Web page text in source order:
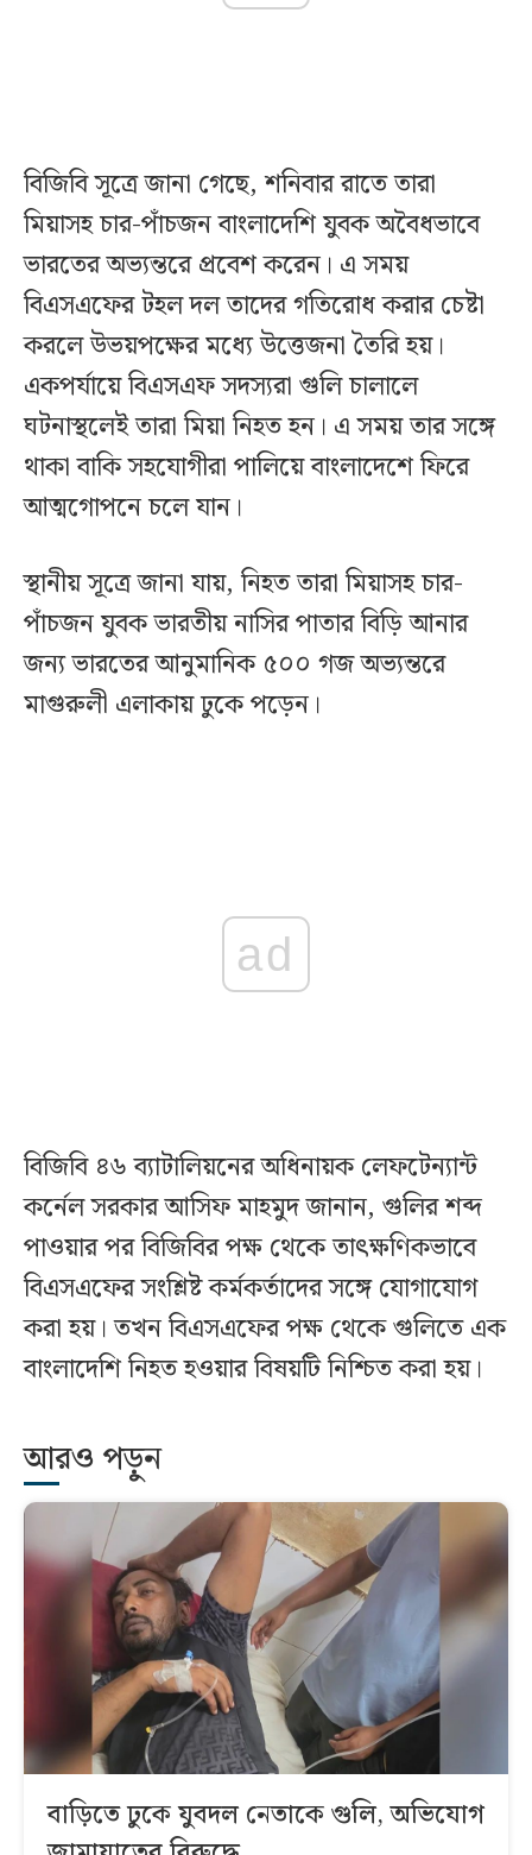
বিজিবি সূত্রে জানা গেছে, শনিবার রাতে তারা
মিয়াসহ চার-পাঁচজন বাংলাদেশি যুবক অবৈধভাবে
ভারতের অভ্যন্তরে প্রবেশ করেন। এ সময়
বিএসএফের টহল দল তাদের গতিরোধ করার চেষ্টা
করলে উভয়পক্ষের মধ্যে উত্তেজনা তৈরি হয়।
একপর্যায়ে বিএসএফ সদস্যরা গুলি চালালে
ঘটনাস্থলেই তারা মিয়া নিহত হন। এ সময় তার সঙ্গে
থাকা বাকি সহযোগীরা পালিয়ে বাংলাদেশে ফিরে
আত্মগোপনে চলে যান।
স্থানীয় সূত্রে জানা যায়, নিহত তারা মিয়াসহ চার-
পাঁচজন যুবক ভারতীয় নাসির পাতার বিড়ি আনার
জন্য ভারতের আনুমানিক ৫০০ গজ অভ্যন্তরে
মাগুরুলী এলাকায় ঢুকে পড়েন।
ad
বিজিবি ৪৬ ব্যাটালিয়নের অধিনায়ক লেফটেন্যান্ট
কর্নেল সরকার আসিফ মাহমুদ জানান, গুলির শব্দ
পাওয়ার পর বিজিবির পক্ষ থেকে তাৎক্ষণিকভাবে
বিএসএফের সংশ্লিষ্ট কর্মকর্তাদের সঙ্গে যোগাযোগ
করা হয়। তখন বিএসএফের পক্ষ থেকে গুলিতে এক
বাংলাদেশি নিহত হওয়ার বিষয়টি নিশ্চিত করা হয়।
আরও পড়ুন
বাড়িতে ঢুকে যুবদল নেতাকে গুলি, অভিযোগ